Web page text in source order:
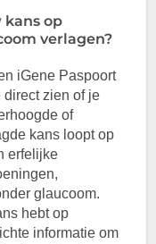
kans op
verlagen?
iGene Paspoort
direct zien of je
of
kans loopt op
erfelijke
glaucoom.
hebt op
informatie om